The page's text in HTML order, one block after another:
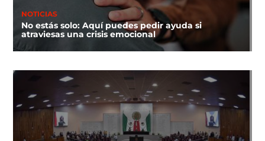
NOTICIAS
No estás solo: Aquí puedes pedir ayuda si
atraviesas una crisis emocional